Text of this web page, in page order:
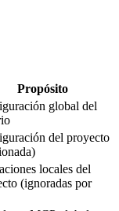
Propósito
global del
del proyecto
locales del
(ignoradas por